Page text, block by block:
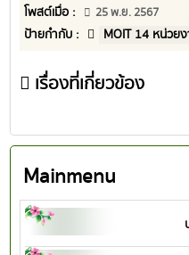
โพสต์เมื่อ :
25 พ.ย. 2567
ป้ายกำกับ : MOIT 14 หน่วย
เรื่องที่เกี่ยวข้อง
Mainmenu